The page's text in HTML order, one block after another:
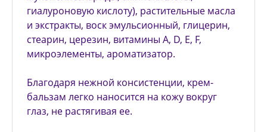
гиалуроновую кислоту), растительные масла
и экстракты, воск эмульсионный, глицерин,
стеарин, церезин, витамины А, D, Е, F,
микроэлементы, ароматизатор.
Благодаря нежной консистенции, крем-
бальзам легко наносится на кожу вокруг
глаз, не растягивая ее.